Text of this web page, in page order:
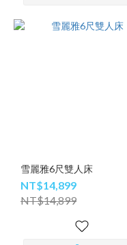
雪麗雅6尺雙人床
NT$14,899
NT$14,899